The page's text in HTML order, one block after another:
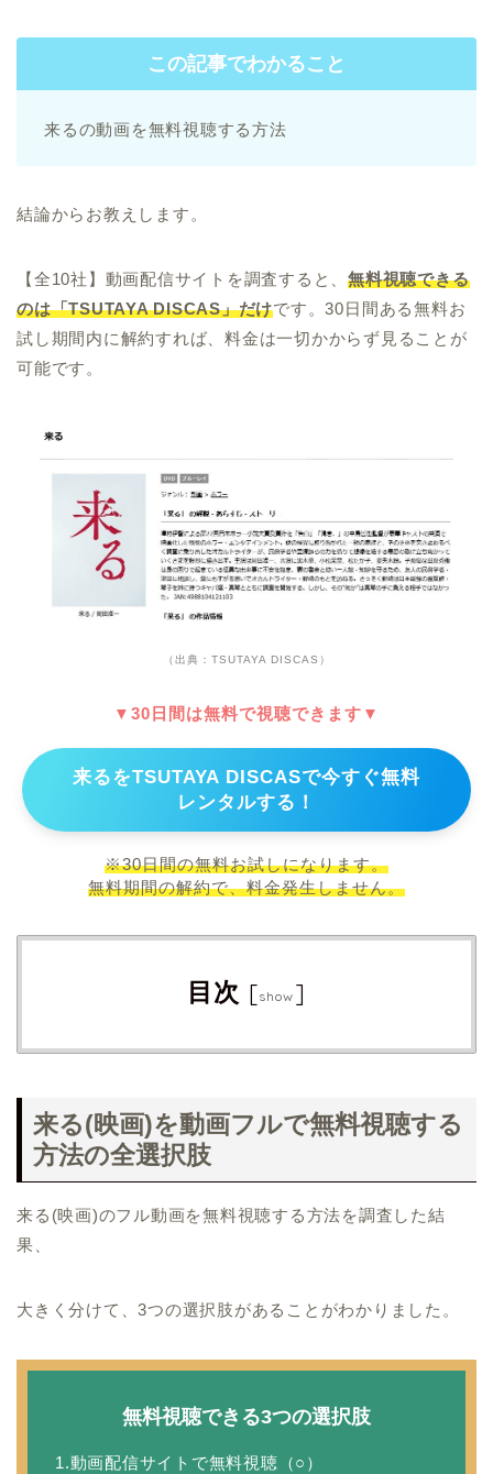
この記事でわかること
来るの動画を無料視聴する方法
結論からお教えします。
【全10社】動画配信サイトを調査すると、無料視聴できる
のは「TSUTAYA DISCAS」だけです。30日間ある無料お
試し期間内に解約すれば、料金は一切かからず見ることが
可能です。
（出典：TSUTAYA DISCAS）
▼30日間は無料で視聴できます▼
来るをTSUTAYA DISCASで今すぐ無料
レンタルする！
※30日間の無料お試しになります。
無料期間の解約で、料金発生しません。
目次 [show ]
来る(映画)を動画フルで無料視聴する
方法の全選択肢
来る(映画)のフル動画を無料視聴する方法を調査した結
果、
大きく分けて、3つの選択肢があることがわかりました。
無料視聴できる3つの選択肢
1.動画配信サイトで無料視聴（○）